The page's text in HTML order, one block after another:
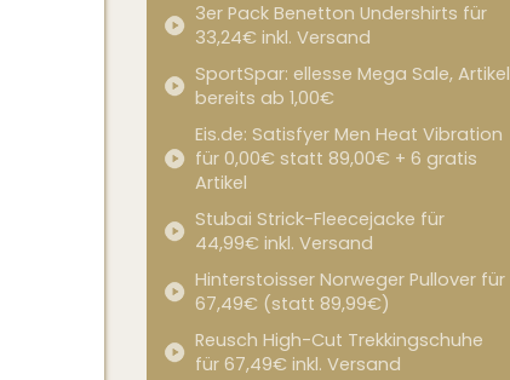
3er Pack Benetton Undershirts für
33,24€ inkl. Versand
SportSpar: ellesse Mega Sale, Artikel
bereits ab 1,00€
Eis.de: Satisfyer Men Heat Vibration
für 0,00€ statt 89,00€ + 6 gratis
Artikel
Stubai Strick-Fleecejacke für
44,99€ inkl. Versand
Hinterstoisser Norweger Pullover für
67,49€ (statt 89,99€)
Reusch High-Cut Trekkingschuhe
für 67,49€ inkl. Versand